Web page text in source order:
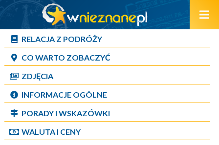
RELACJA Z PODRÓŻY
CO WARTO ZOBACZYĆ
ZDJĘCIA
INFORMACJE OGÓLNE
PORADY I WSKAZÓWKI
WALUTA I CENY